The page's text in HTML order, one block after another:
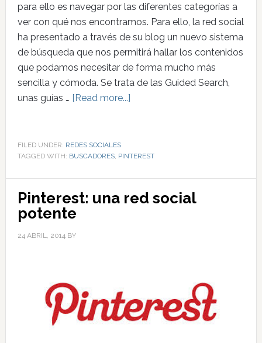
para ello es navegar por las diferentes categorías a
ver con qué nos encontramos. Para ello, la red social
ha presentado a través de su blog un nuevo sistema
de búsqueda que nos permitirá hallar los contenidos
que podamos necesitar de forma mucho más
sencilla y cómoda. Se trata de las Guided Search,
unas guías … [Read more...]
FILED UNDER: REDES SOCIALES
TAGGED WITH: BUSCADORES, PINTEREST
Pinterest: una red social
potente
24 ABRIL, 2014 BY